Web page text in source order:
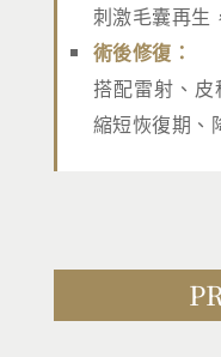
刺激毛囊再生
術後修復：
搭配雷射、
縮短恢復期、